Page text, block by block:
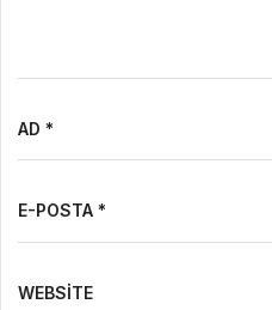
AD *
E-POSTA *
WEBSITE